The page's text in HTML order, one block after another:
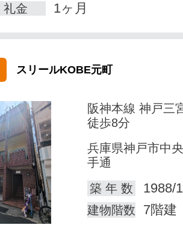
礼金 1ヶ月
スリールKOBE元町
阪神本線 神戸三
徒歩8分
兵庫県神戸市中
手通
築 年 数
1988/
建物階数 7階建